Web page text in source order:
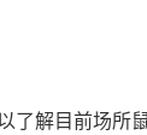
了解目前场所